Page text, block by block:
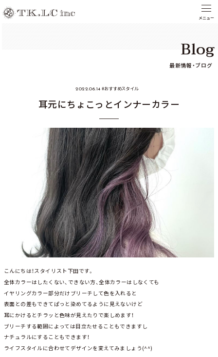
Blog
最新情報・ブログ
2022.06.14 おすすめスタイル
耳元にちょこっとインナーカラー
こんにちは！スタイリスト下田です。
全体カラーはしたくない、できない方、全体カラーはしなくても
イヤリングカラー部分だけブリーチして色を入れると
表面との差もできてぱっと染めてるように見えないけど
耳にかけるとチラッと色味が見えたりで楽しめます！
ブリーチする範囲によっては目立たせることもできますし
ナチュラルにすることもできます！
ライフスタイルに合わせてデザインを変えてみましょう(^^)